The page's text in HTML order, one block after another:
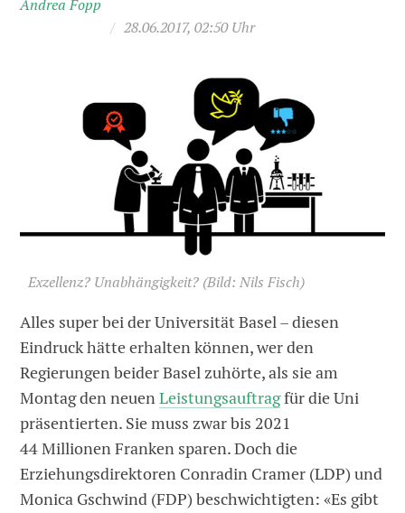
Andrea Fopp
/ 28.06.2017, 02:50 Uhr
Exzellenz? Unabhängigkeit? (Bild: Nils Fisch)
Alles super bei der Universität Basel – diesen
Eindruck hätte erhalten können, wer den
Regierungen beider Basel zuhörte, als sie am
Montag den neuenLeistungsauftragfür die Uni
präsentierten. Sie muss zwar bis 2021
44 Millionen Franken sparen. Doch die
Erziehungsdirektoren Conradin Cramer (LDP) und
Monica Gschwind (FDP) beschwichtigten: «Es gibt